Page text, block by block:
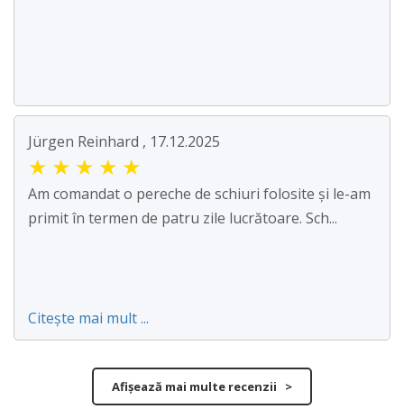
Jürgen Reinhard , 17.12.2025
★ ★ ★ ★ ★
Am comandat o pereche de schiuri folosite și le-am
primit în termen de patru zile lucrătoare. Sch...
Citește mai mult ...
Afișează mai multe recenzii >